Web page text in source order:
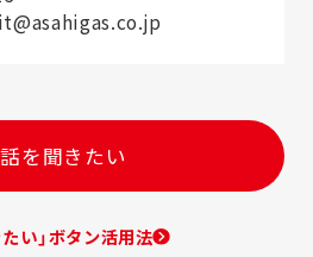
話を聞きたい
たい」ボタン活用法